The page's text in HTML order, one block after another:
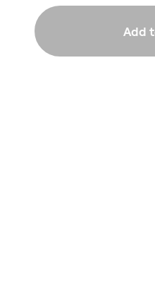
Add